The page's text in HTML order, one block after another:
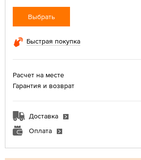
Выбрать
Быстрая покупка
Расчет на месте
Гарантия и возврат
Доставка
Оплата